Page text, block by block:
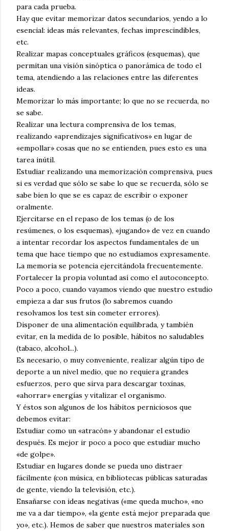
para cada prueba.
Hay que evitar memorizar datos secundarios, yendo a lo
esencial: ideas más relevantes, fechas imprescindibles,
etc.
Realizar mapas conceptuales gráficos (esquemas), que
permitan una visión sinóptica o panorámica de todo el
tema, atendiendo a las relaciones entre las diferentes
ideas.
Memorizar lo más importante; lo que no se recuerda, no
se sabe.
Realizar una lectura comprensiva de los temas,
realizando «aprendizajes significativos» en lugar de
«empollar» cosas que no se entienden, pues esto es una
tarea inútil.
Estudiar realizando una memorización comprensiva, pues
si es verdad que sólo se sabe lo que se recuerda, sólo se
sabe bien lo que se es capaz de escribir o exponer
oralmente.
Ejercitarse en el repaso de los temas (o de los
resúmenes, o los esquemas), «jugando» de vez en cuando
a intentar recordar los aspectos fundamentales de un
tema que hace tiempo que no estudiamos expresamente.
La memoria se potencia ejercitándola frecuentemente.
Fortalecer la propia voluntad así como el autoconcepto.
Poco a poco, cuando vayamos viendo que nuestro estudio
empieza a dar sus frutos (lo sabremos cuando
resolvamos los test sin cometer errores).
Disponer de una alimentación equilibrada, y también
evitar, en la medida de lo posible, hábitos no saludables
(tabaco, alcohol...).
Es necesario, o muy conveniente, realizar algún tipo de
deporte a un nivel medio, que no requiera grandes
esfuerzos, pero que sirva para descargar toxinas,
«ahorrar» energías y vitalizar el organismo.
Y éstos son algunos de los hábitos perniciosos que
debemos evitar:
Estudiar como un «atracón» y abandonar el estudio
después. Es mejor ir poco a poco que estudiar mucho
«de golpe».
Estudiar en lugares donde se pueda uno distraer
fácilmente (con música, en bibliotecas públicas saturadas
de gente, viendo la televisión, etc.).
Ensañarse con ideas negativas («me queda mucho», «no
me va a dar tiempo», «la gente está mejor preparada que
yo», etc.). Hemos de saber que nuestros materiales son